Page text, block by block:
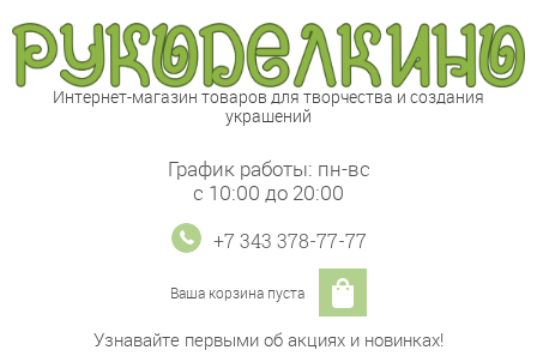
Интернет-магазин товаров для творчества и создания
украшений
Узнавайте первыми об акциях и новинках!
График работы: пн-вс
с 10:00 до 20:00
+7 343 378-77-77
Ваша корзина пуста